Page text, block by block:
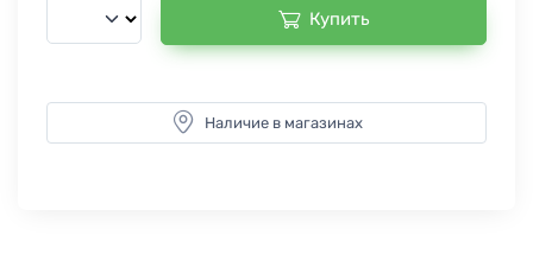
Купить
Наличие в магазинах